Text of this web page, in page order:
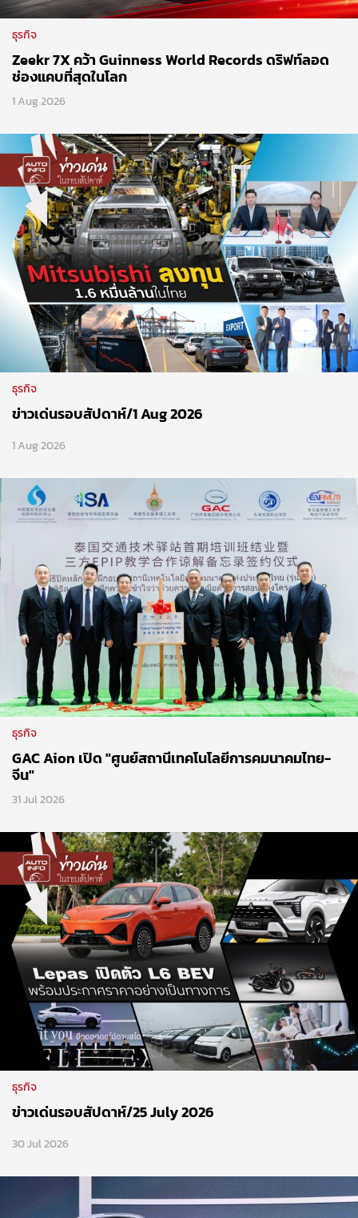
ธุรกิจ
Zeekr 7X คว้า Guinness World Records ดริฟท์ลอด
ช่องแคบที่สุดในโลก
1 Aug 2026
ธุรกิจ
ข่าวเด่นรอบสัปดาห์/1 Aug 2026
1 Aug 2026
ธุรกิจ
GAC Aion เปิด "ศูนย์สถานีเทคโนโลยีการคมนาคมไทย-
จีน"
31 Jul 2026
ธุรกิจ
ข่าวเด่นรอบสัปดาห์/25 July 2026
30 Jul 2026